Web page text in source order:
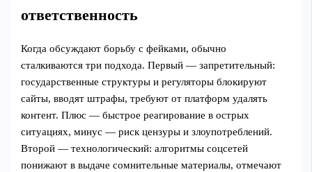
ответственность
Когда обсуждают борьбу с фейками, обычно
сталкиваются три подхода. Первый — запретительный:
государственные структуры и регуляторы блокируют
сайты, вводят штрафы, требуют от платформ удалять
контент. Плюс — быстрое реагирование в острых
ситуациях, минус — риск цензуры и злоупотреблений.
Второй — технологический: алгоритмы соцсетей
понижают в выдаче сомнительные материалы, отмечают